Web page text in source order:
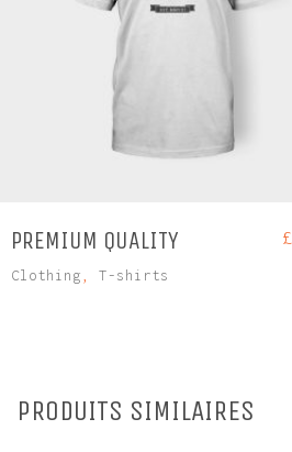
PREMIUM QUALITY
Clothing T-shirts
£
PRODUITS SIMILAIRES